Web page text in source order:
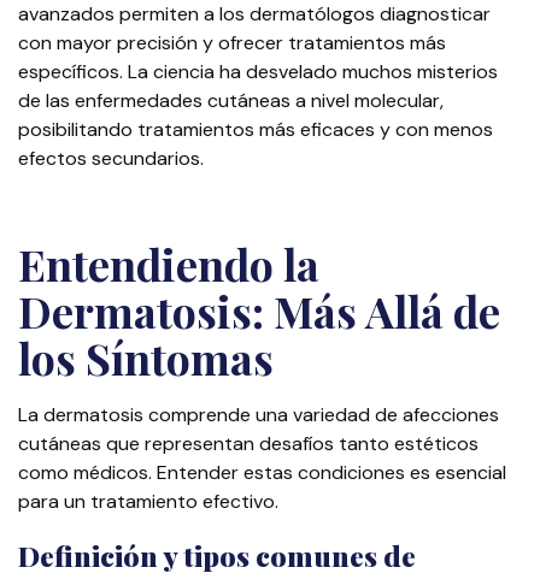
avanzados permiten a los dermatólogos diagnosticar
con mayor precisión y ofrecer tratamientos más
específicos. La ciencia ha desvelado muchos misterios
de las enfermedades cutáneas a nivel molecular,
posibilitando tratamientos más eficaces y con menos
efectos secundarios.
Entendiendo la
Dermatosis: Más Allá de
los Síntomas
La dermatosis comprende una variedad de afecciones
cutáneas que representan desafíos tanto estéticos
como médicos. Entender estas condiciones es esencial
para un tratamiento efectivo.
Definición y tipos comunes de